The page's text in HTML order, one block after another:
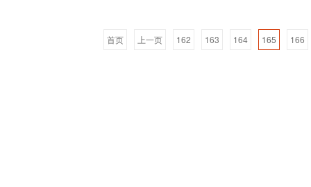
首页 上一页 162 163 164 165 166